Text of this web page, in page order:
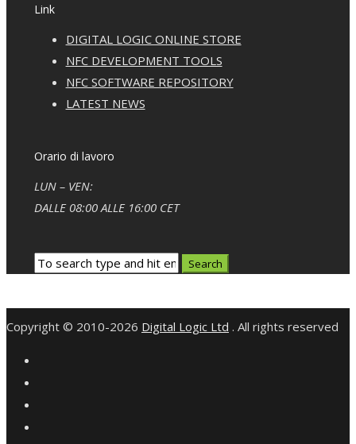
Link
DIGITAL LOGIC ONLINE STORE
NFC DEVELOPMENT TOOLS
NFC SOFTWARE REPOSITORY
LATEST NEWS
Orario di lavoro
LUN – VEN:
DALLE 08:00 ALLE 16:00 CET
Copyright © 2010-2026 Digital Logic Ltd . All rights reserved